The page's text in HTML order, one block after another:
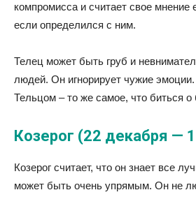
компромисса и считает свое мнение
если определился с ним.
Телец может быть груб и
людей. Он игнорирует чужие эмоции.
Тельцом – то же самое, что биться о
Козерог (22 декабря —
Козерог считает, что он знает все
может быть очень упрямым. Он не